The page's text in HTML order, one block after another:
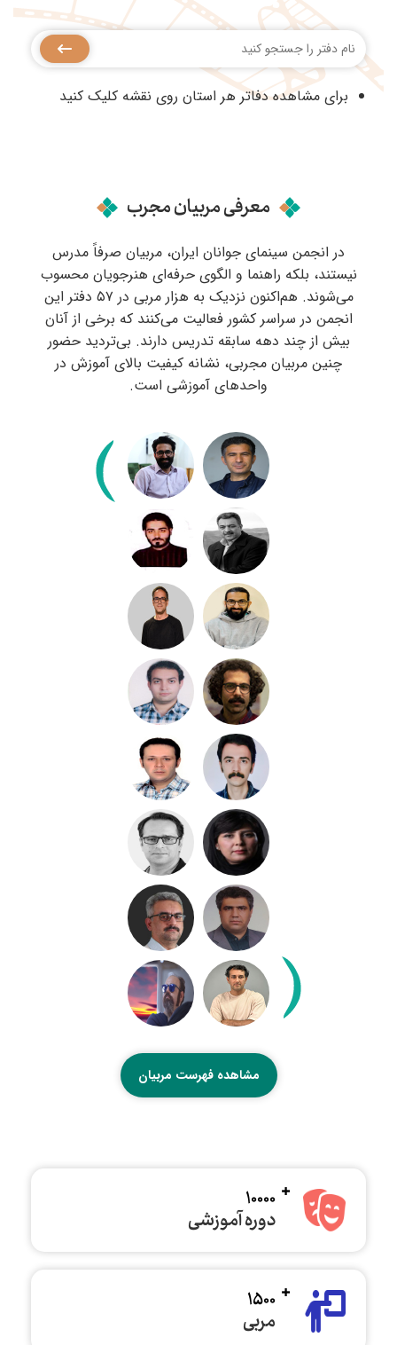
برای مشاهده دفاتر هر استان روی نقشه کلیک کنید
معرفی مربیان مجرب
در انجمن سینمای جوانان ایران، مربیان صرفاً مدرس
نیستند، بلکه راهنما و الگوی حرفه‌ای هنرجویان محسوب
می‌شوند. هم‌اکنون نزدیک به هزار مربی در ۵۷ دفتر این
انجمن در سراسر کشور فعالیت می‌کنند که برخی از آنان
بیش از چند دهه سابقه تدریس دارند. بی‌تردید حضور
چنین مربیان مجربی، نشانه کیفیت بالای آموزش در
واحدهای آموزشی است.
مشاهده فهرست مربیان
10000
دوره آموزشی
1500
مربی